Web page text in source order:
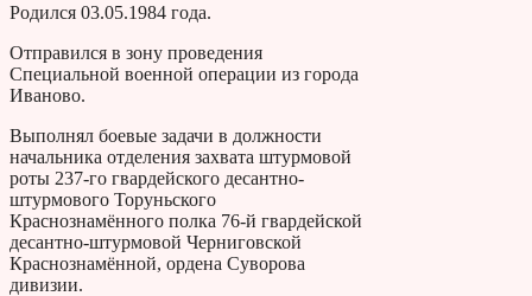
Родился 03.05.1984 года.
Отправился в зону проведения
Специальной военной операции из города
Иваново.
Выполнял боевые задачи в должности
начальника отделения захвата штурмовой
роты 237-го гвардейского десантно-
штурмового Торуньского
Краснознамённого полка 76-й гвардейской
десантно-штурмовой Черниговской
Краснознамённой, ордена Суворова
дивизии.